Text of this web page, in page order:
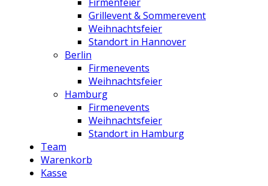
Grillevent & Sommerevent
Weihnachtsfeier
Standort in Hannover
Berlin
Firmenevents
Weihnachtsfeier
Hamburg
Firmenevents
Weihnachtsfeier
Standort in Hamburg
Team
Warenkorb
Kasse